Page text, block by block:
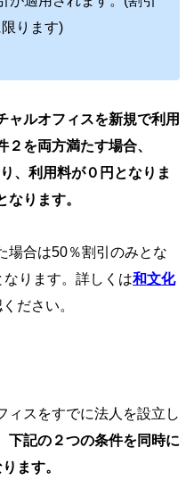
ります)
ャルオフィスを新規で利用
を両方満たす場合、
、利用料が０円となりま
ります。
場合は50％割引のみとな
ります。詳しくは和文化
ださい。
ィスをすでに法人を設立し
下記の２つの条件を同時に
ます。